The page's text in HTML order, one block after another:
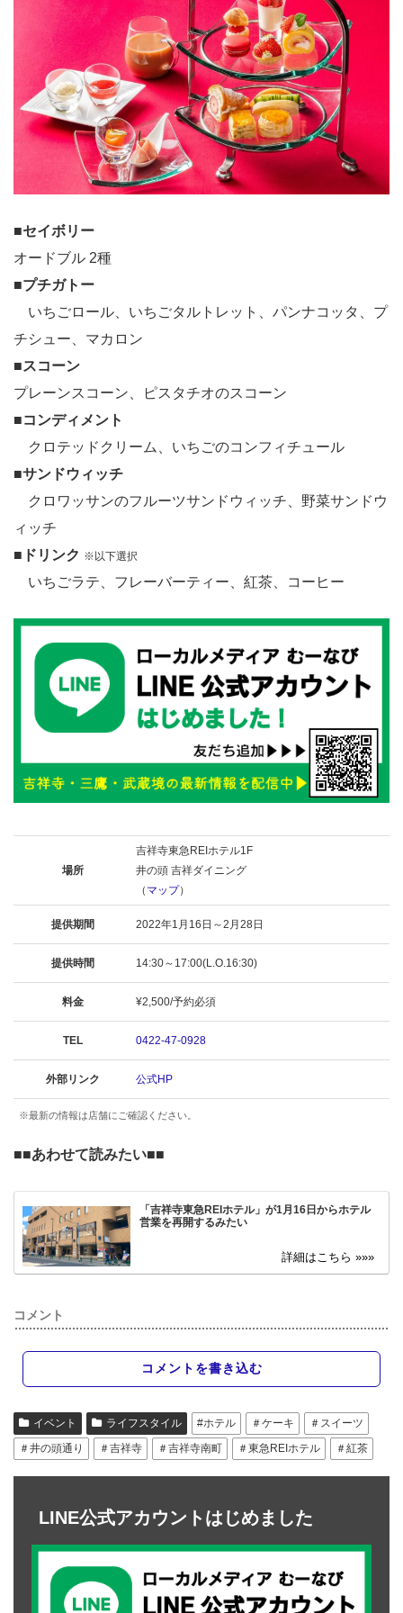
■セイボリー
オードブル 2種
■プチガトー
いちごロール、いちごタルトレット、パンナコッタ、プ
チシュー、マカロン
■スコーン
プレーンスコーン、ピスタチオのスコーン
■コンディメント
クロテッドクリーム、いちごのコンフィチュール
■サンドウィッチ
クロワッサンのフルーツサンドウィッチ、野菜サンドウ
ィッチ
■ ドリンク ※以下選択
いちごラテ、フレーバーティー、紅茶、コーヒー
場所
吉祥寺東急REIホテル1F
井の頭 吉祥ダイニング
（ マップ）
提供期間 2022年1月16日～2月28日
提供時間 14:30～17:00(L.O.16:30)
料金 ¥2,500/予約必須
TEL 0422-47-0928
外部リンク 公式HP
※最新の情報は店舗にご確認ください。
■■あわせて読みたい■■
「吉祥寺東急REIホテル」が1月16日からホテル
営業を再開するみたい
コメント
コメントを書き込む
イベント ライフスタイル #ホテル ＃ケーキ
＃スイーツ
＃井の頭通り
＃吉祥寺 ＃吉祥寺南町 ＃東急REIホテル ＃紅茶
LINE公式アカウントはじめました